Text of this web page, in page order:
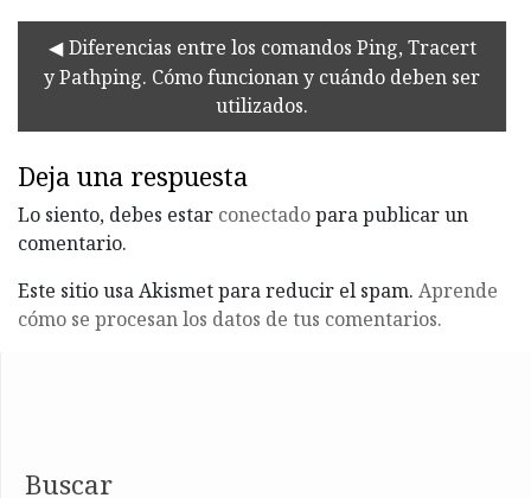
Diferencias entre los comandos Ping, Tracert
y Pathping. Cómo funcionan y cuándo deben ser
utilizados.
Deja una respuesta
Lo siento, debes estar conectadopara publicar un
comentario.
Este sitio usa Akismet para reducir el spam. Aprende
cómo se procesan los datos de tus comentarios.
Buscar